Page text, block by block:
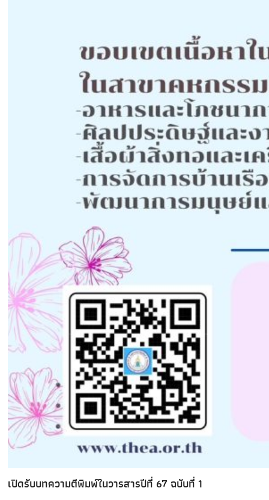
เปิดรับบทความตีพิมพ์ในวารสารปีที่ 67 ฉบับที่ 1